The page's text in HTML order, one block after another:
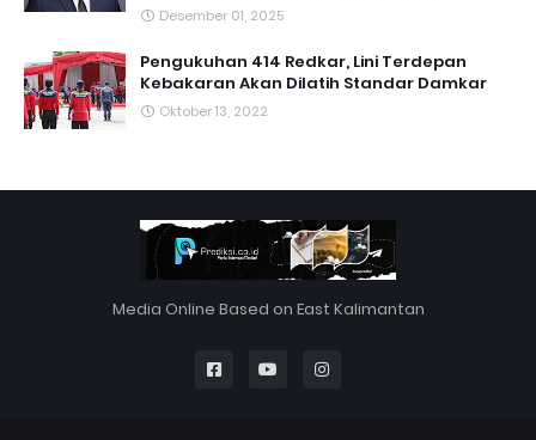
Desember 01, 2025
Pengukuhan 414 Redkar, Lini Terdepan
Kebakaran Akan Dilatih Standar Damkar
Oktober 13, 2022
Media Online Based on East Kalimantan